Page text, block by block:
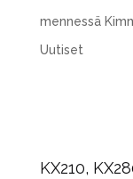
mennessä
Uutiset
KX210,